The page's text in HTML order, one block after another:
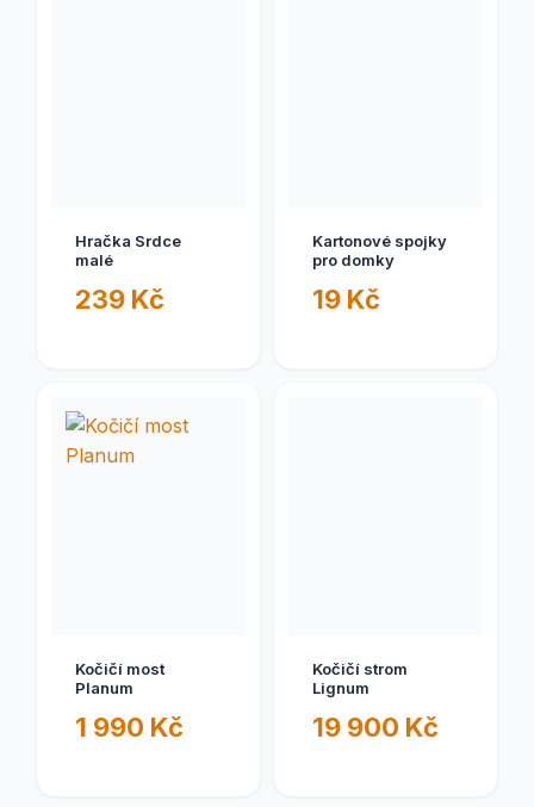
Hračka Srdce
malé
239 Kč
Kartonové spojky
pro domky
19 Kč
Kočičí most
Planum
1 990 Kč
Kočičí strom
Lignum
19 900 Kč